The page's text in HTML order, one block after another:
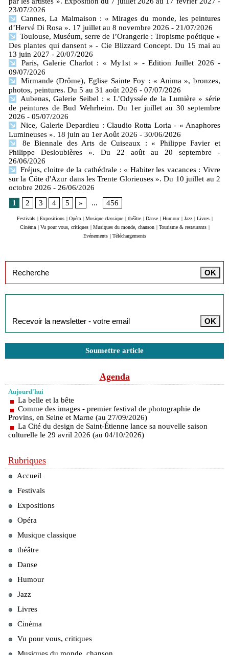
23/07/2026
Cannes, La Malmaison : « Mirages du monde, les peintures
d’Hervé Di Rosa ». 17 juillet au 8 novembre 2026 - 21/07/2026
Toulouse, Muséum, serre de l’Orangerie : Tropisme poétique «
Des plantes qui dansent » - Cie Blizzard Concept. Du 15 mai au
13 juin 2027 - 20/07/2026
Paris, Galerie Charlot : « My1st » - Edition Juillet 2026 -
09/07/2026
Mirmande (Drôme), Eglise Sainte Foy : « Anima », bronzes,
photos, peintures. Du 5 au 31 août 2026 - 07/07/2026
Aubenas, Galerie Seibel : « L’Odyssée de la Lumière » série
de peintures de Bud Wehrheim. Du 1er juillet au 30 septembre
2026 - 05/07/2026
Nice, Galerie Depardieu : Claudio Rotta Loria - « Anaphores
Lumineuses ». 18 juin au 1er Août 2026 - 30/06/2026
8e Biennale des Arts de Cuiseaux : « Philippe Favier et
Philippe Desloubières ». Du 22 août au 20 septembre
-
26/06/2026
Fréjus, cloitre de la cathédrale : « Habiter les vacances : Vivre
sur la Côte d'Azur dans les Trente Glorieuses ». Du 10 juillet au 2
octobre 2026 - 26/06/2026
1
2 3 4 5 » ... 456
Festivals Expositions Opéra Musique classique théâtre Danse Humour Jazz Livres
Cinéma
Vu pour vous, critiques Musiques du monde, chanson Tourisme & restaurants
Evénements
Téléchargements
Soumettre article
Agenda
Aujourd'hui
La belle et la bête
Comme des images - premier festival de photographie de
Provins, en Seine et Marne (au 27/09/2026)
La Cité du design de Saint-Étienne lance sa nouvelle saison
culturelle le 29 avril 2026 (au 04/10/2026)
Rubriques
Accueil
Festivals
Expositions
Opéra
Musique classique
théâtre
Danse
Humour
Jazz
Livres
Cinéma
Vu pour vous, critiques